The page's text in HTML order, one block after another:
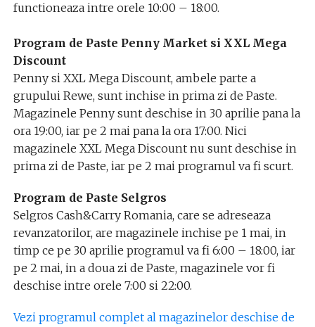
functioneaza intre orele 10:00 – 18:00.
Program de Paste Penny Market si XXL Mega
Discount
Penny si XXL Mega Discount, ambele parte a
grupului Rewe, sunt inchise in prima zi de Paste.
Magazinele Penny sunt deschise in 30 aprilie pana la
ora 19:00, iar pe 2 mai pana la ora 17:00. Nici
magazinele XXL Mega Discount nu sunt deschise in
prima zi de Paste, iar pe 2 mai programul va fi scurt.
Program de Paste Selgros
Selgros Cash&Carry Romania, care se adreseaza
revanzatorilor, are magazinele inchise pe 1 mai, in
timp ce pe 30 aprilie programul va fi 6:00 – 18:00, iar
pe 2 mai, in a doua zi de Paste, magazinele vor fi
deschise intre orele 7:00 si 22:00.
Vezi programul complet al magazinelor deschise de